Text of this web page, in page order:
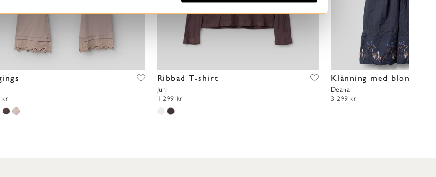
kr
Ribbad T-shirt
Juni
1 299 kr
Klänning med blommor
Deana
3 299 kr